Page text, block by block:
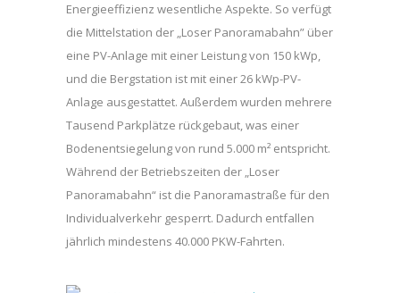
Energieeffizienz wesentliche Aspekte. So verfügt
die Mittelstation der „Loser Panoramabahn” über
eine PV-Anlage mit einer Leistung von 150 kWp,
und die Bergstation ist mit einer 26 kWp-PV-
Anlage ausgestattet. Außerdem wurden mehrere
Tausend Parkplätze rückgebaut, was einer
Bodenentsiegelung von rund 5.000 m² entspricht.
Während der Betriebszeiten der „Loser
Panoramabahn“ ist die Panoramastraße für den
Individualverkehr gesperrt. Dadurch entfallen
jährlich mindestens 40.000 PKW-Fahrten.